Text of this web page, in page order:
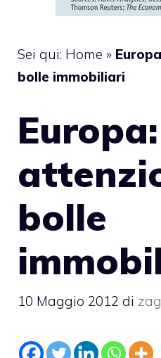
Sei qui: Home »
bolle immobiliari
Europa:
bolle
10 Maggio 2012 di